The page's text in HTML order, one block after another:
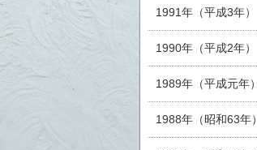
1991年（平成3年）
1990年（平成2年）
1989年（平成元年）
1988年（昭和63年）